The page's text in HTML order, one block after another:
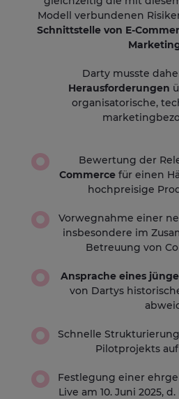
Modell verbundenen
Schnittstelle von E-
Darty musste
Herausforderungen
organisatorische,
Bewertung der
Commerce für einen
hochpreisige
Vorwegnahme einer
insbesondere im
Betreuung von
Ansprache eines
von Dartys
Schnelle
Pilotprojekts
Festlegung einer
Live am 10. Juni 2025,